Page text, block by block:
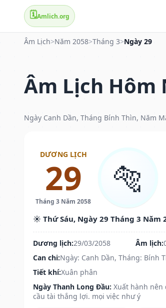
🗓️Amlich.org
Âm Lịch>Năm 2058>Tháng 3>Ngày 29
Âm Lịch Hôm
Ngày Canh Dần, Tháng Bính Thìn, Năm
DƯƠNG LỊCH
29
Tháng 3 Năm 2058
🐅
☀️ Thứ Sáu, Ngày 29 Tháng 3 Năm
Dương lịch:29/03/2058 Âm lịch:
Can chi:Ngày: Canh Dần, Tháng: Bính
Tiết khí:Xuân phân
Ngày Thanh Long Đầu: Xuất hành nên
cầu tài thắng lợi. mọi việc như ý